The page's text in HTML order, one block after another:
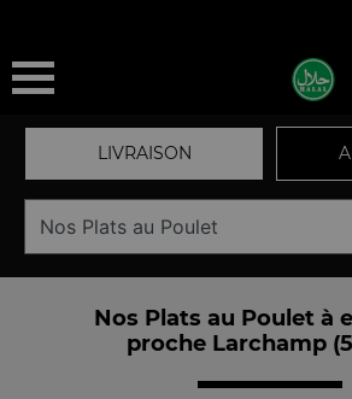
LIVRAISON
Nos Plats au Poulet à
proche Larchamp